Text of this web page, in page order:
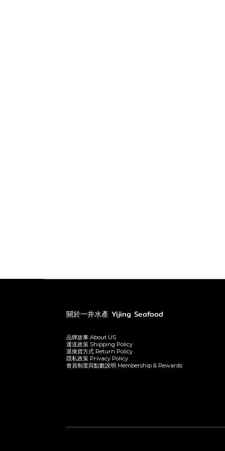
關於一井水產 Yijing Seafood
品牌故事 About US
運送政策 Shipping Policy
退換貨方式 Return Policy
隱私政策 Privacy Policy
會員制度與點數說明 Membership & Rewards